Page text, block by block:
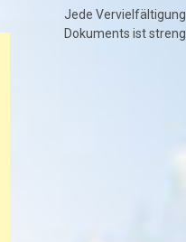
Jede
Dokuments ist